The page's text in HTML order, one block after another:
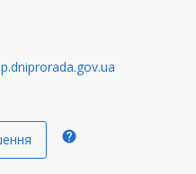
help